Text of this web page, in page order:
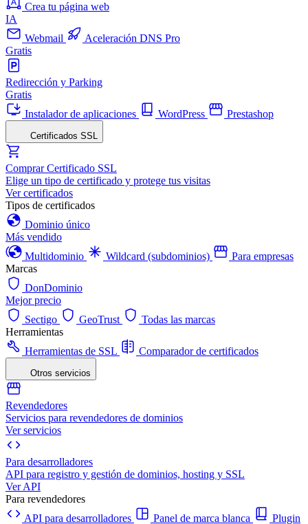
Crea tu página web
IA
Webmail
Aceleración DNS Pro
Gratis
Redirección y Parking
Gratis
Instalador de aplicaciones
WordPress Prestashop
Certificados SSL
Comprar Certificado SSL
Elige un tipo de certificado y protege tus visitas
Ver certificados
Tipos de certificados
Dominio único
Más vendido
Multidominio
Wildcard (subdominios)
Para empresas
Marcas
DonDominio
Mejor precio
Sectigo
GeoTrust
Todas las marcas
Herramientas
Herramientas de SSL
Comparador de certificados
Otros servicios
Revendedores
Servicios para revendedores de dominios
Ver servicios
Para desarrolladores
API para registro y gestión de dominios, hosting y SSL
Ver API
Para revendedores
API para desarrolladores
Panel de marca blanca
Plugin